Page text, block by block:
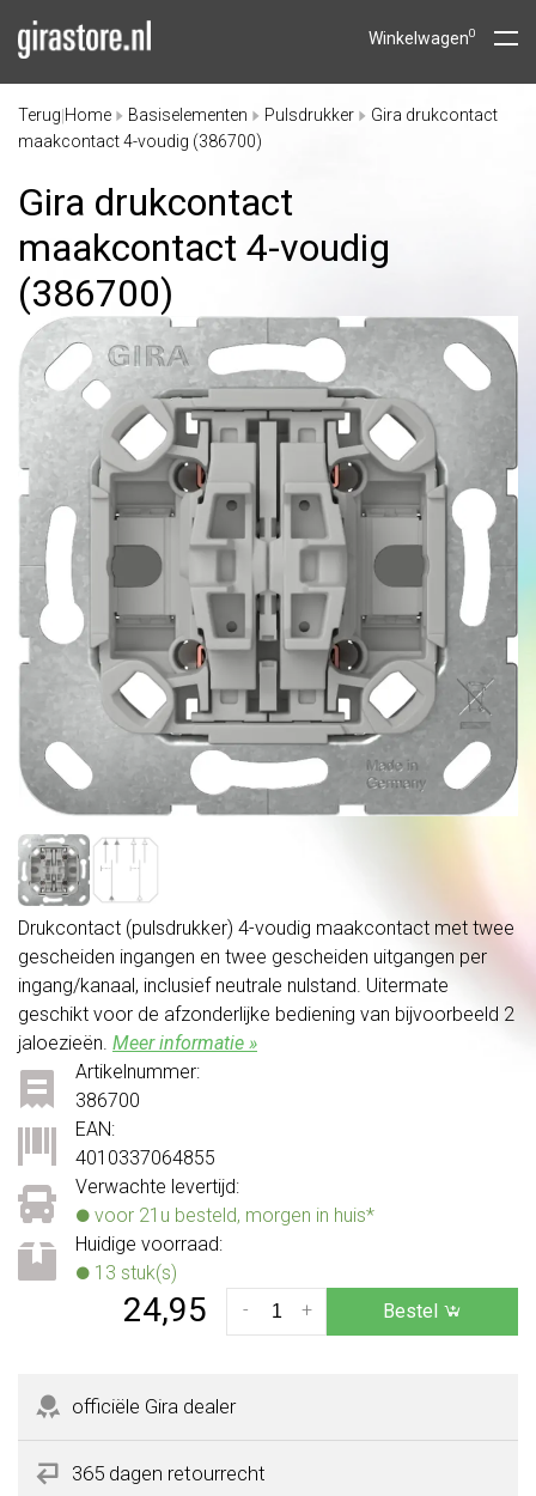
Winkelwagen0
Terug Home Basiselementen Pulsdrukker
Gira drukcontact
maakcontact 4-voudig (386700)
Gira drukcontact
maakcontact 4-voudig
(386700)
Drukcontact (pulsdrukker) 4-voudig maakcontact met twee
gescheiden ingangen en twee gescheiden uitgangen per
ingang/kanaal, inclusief neutrale nulstand. Uitermate
geschikt voor de afzonderlijke bediening van bijvoorbeeld 2
jaloezieën. Meer informatie »
Verwachte levertijd:
voor 21u besteld, morgen in huis*
Huidige voorraad:
13 stuk(s)
Artikelnummer:
386700
EAN:
4010337064855
24,95 +
- Bestel
officiële Gira dealer
365 dagen retourrecht